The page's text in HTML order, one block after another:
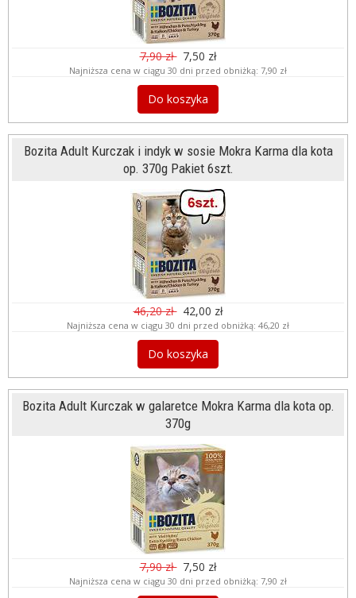
7,90 zł 7,50 zł
Najniższa cena w ciągu 30 dni przed obniżką: 7,90 zł
Do koszyka
Bozita Adult Kurczak i indyk w sosie Mokra Karma dla kota
op. 370g Pakiet 6szt.
46,20 zł 42,00 zł
Najniższa cena w ciągu 30 dni przed obniżką: 46,20 zł
Do koszyka
Bozita Adult Kurczak w galaretce Mokra Karma dla kota op.
370g
7,90 zł 7,50 zł
Najniższa cena w ciągu 30 dni przed obniżką: 7,90 zł